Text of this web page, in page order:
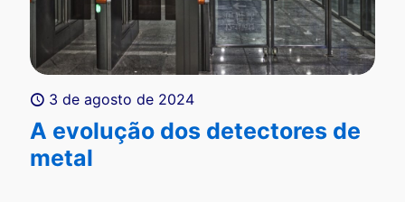
3 de agosto de 2024
A evolução dos detectores de
metal